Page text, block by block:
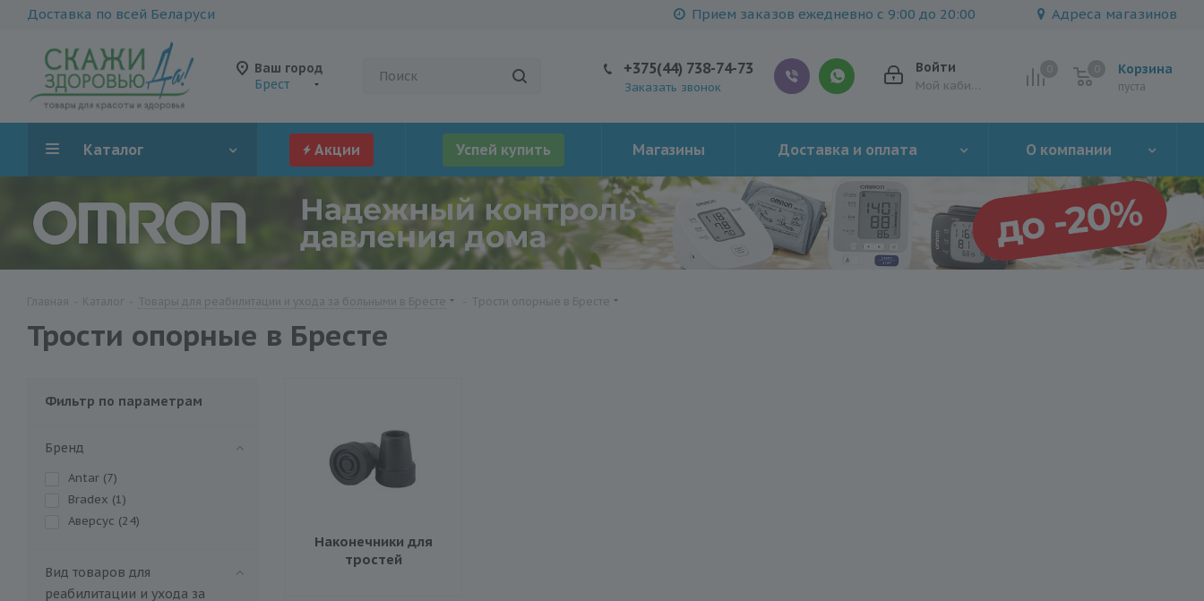
Доставка по всей Беларуси Прием заказов ежедневно с 9:00 до 20:00 Адреса магазинов
Ваш город
Брест
Корзина
пуста
Войти
Мой кабинет
+375(44) 738-74-73
Заказать звонок
Каталог Акции Успей купить Магазины Доставка и оплата О компании
Трости опорные в Бресте
Наконечники для
тростей
Фильтр по параметрам
Бренд
Antar (7)
Bradex (1)
Аверсус (24)
Вид товаров для
реабилитации и ухода за